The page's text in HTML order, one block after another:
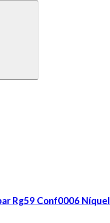
Rg59 Conf0006 Níquel